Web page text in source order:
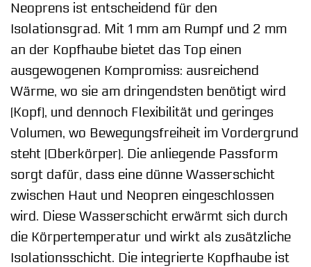
Neoprens ist entscheidend für den
Isolationsgrad. Mit 1 mm am Rumpf und 2 mm
an der Kopfhaube bietet das Top einen
ausgewogenen Kompromiss: ausreichend
Wärme, wo sie am dringendsten benötigt wird
(Kopf), und dennoch Flexibilität und geringes
Volumen, wo Bewegungsfreiheit im Vordergrund
steht (Oberkörper). Die anliegende Passform
sorgt dafür, dass eine dünne Wasserschicht
zwischen Haut und Neopren eingeschlossen
wird. Diese Wasserschicht erwärmt sich durch
die Körpertemperatur und wirkt als zusätzliche
Isolationsschicht. Die integrierte Kopfhaube ist